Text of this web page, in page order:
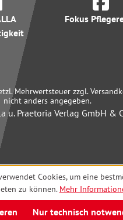
Fokus
Mehrwertsteuer zzgl.
nicht anders angegeben.
Praetoria Verlag GmbH &
Cookies, um eine
zu können. Mehr
Nur technisch